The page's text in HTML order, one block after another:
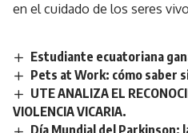
en el cuidado de los seres
Estudiante ecuatoriana
Pets at Work: cómo saber
UTE ANALIZA EL
VIOLENCIA VICARIA.